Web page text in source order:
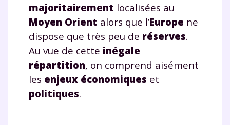
majoritairement localisées au
Moyen Orient alors que l’Europe ne
dispose que très peu de réserves.
Au vue de cette inégale
répartition, on comprend aisément
les enjeux économiques et
politiques.